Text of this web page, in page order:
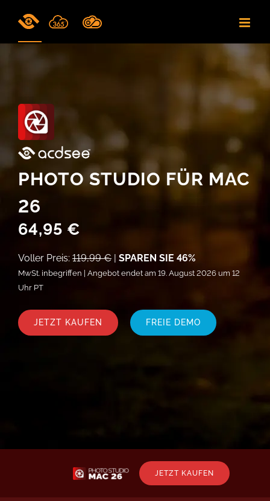
PHOTO STUDIO FÜR MAC
26
64,95 €
Voller Preis: 119,99 €| SPAREN SIE 46%
MwSt. inbegriffen | Angebot endet am 19. August 2026 um 12
Uhr PT
JETZT KAUFEN FREIE DEMO
JETZT KAUFEN